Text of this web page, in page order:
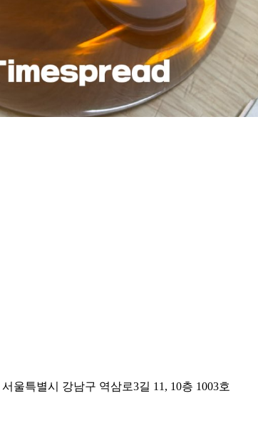
서울특별시 강남구 역삼로3길 11, 10층 1003호